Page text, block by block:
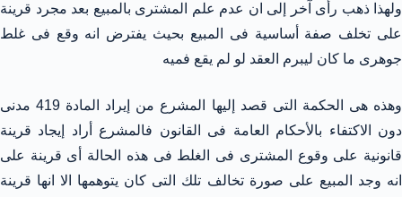
ولهذا ذهب رأى آخر إلى ان عدم علم المشترى بالمبيع بعد مجرد قرينة
على تخلف صفة أساسية فى المبيع بحيث يفترض انه وقع فى غلط
جوهرى ما كان ليبرم العقد لو لم يقع فميه
وهذه هى الحكمة التى قصد إليها المشرع من إيراد المادة 419 مدنى
دون الاكتفاء بالأحكام العامة فى القانون فالمشرع أراد إيجاد قرينة
قانونية على وقوع المشترى فى الغلط فى هذه الحالة أى قرينة على
انه وجد المبيع على صورة تخالف تلك التى كان يتوهمها الا انها قرينة